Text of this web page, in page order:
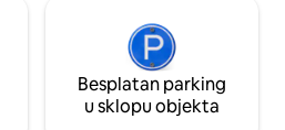
Besplatan parking
u sklopu objekta